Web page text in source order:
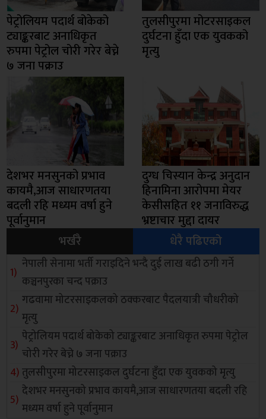
पेट्रोलियम पदार्थ बोकेको
ट्याङ्करबाट अनाधिकृत
रुपमा पेट्रोल चोरी गरेर बेच्ने
७ जना पक्राउ
तुलसीपुरमा मोटरसाइकल
दुर्घटना हुँदा एक युवकको
मृत्यु
देशभर मनसुनको प्रभाव
कायमै,आज साधारणतया
बदली रहि मध्यम वर्षा हुने
पूर्वानुमान
दुग्ध चिस्यान केन्द्र अनुदान
हिनामिना आरोपमा मेयर
केसीसहित ११ जनाविरुद्ध
भ्रष्टाचार मुद्दा दायर
भर्खरै
धेरै पढिएको
नेपाली सेनामा भर्ती गराइदिने भन्दै दुई लाख बढी ठगी गर्ने
कञ्चनपुरका चन्द पक्राउ
गढवामा मोटरसाइकलको ठक्करबाट पैदलयात्री चौधरीको
मृत्यु
पेट्रोलियम पदार्थ बोकेको ट्याङ्करबाट अनाधिकृत रुपमा पेट्रोल
चोरी गरेर बेच्ने ७ जना पक्राउ
तुलसीपुरमा मोटरसाइकल दुर्घटना हुँदा एक युवकको मृत्यु
देशभर मनसुनको प्रभाव कायमै,आज साधारणतया बदली रहि
मध्यम वर्षा हुने पूर्वानुमान